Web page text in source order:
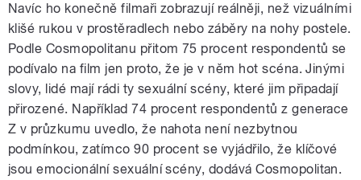
Navíc ho konečně filmaři zobrazují reálněji, než vizuálními
klišé rukou v prostěradlech nebo záběry na nohy postele.
Podle Cosmopolitanu přitom 75 procent respondentů se
podívalo na film jen proto, že je v něm hot scéna. Jinými
slovy, lidé mají rádi ty sexuální scény, které jim připadají
přirozené. Například 74 procent respondentů z generace
Z v průzkumu uvedlo, že nahota není nezbytnou
podmínkou, zatímco 90 procent se vyjádřilo, že klíčové
jsou emocionální sexuální scény, dodává Cosmopolitan.